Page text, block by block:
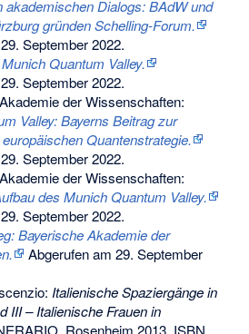
akademischen Dialogs: BAdW und
gründen Schelling-Forum.
September 2022.
Quantum Valley.
September 2022.
der Wissenschaften:
Valley: Bayerns Beitrag zur
Quantenstrategie.
September 2022.
der Wissenschaften:
des Munich Quantum Valley.
September 2022.
Bayerische Akademie der
Abgerufen am 29. September
Italienische Spaziergänge in
III – Italienische Frauen in
Rosenheim 2013, ISBN